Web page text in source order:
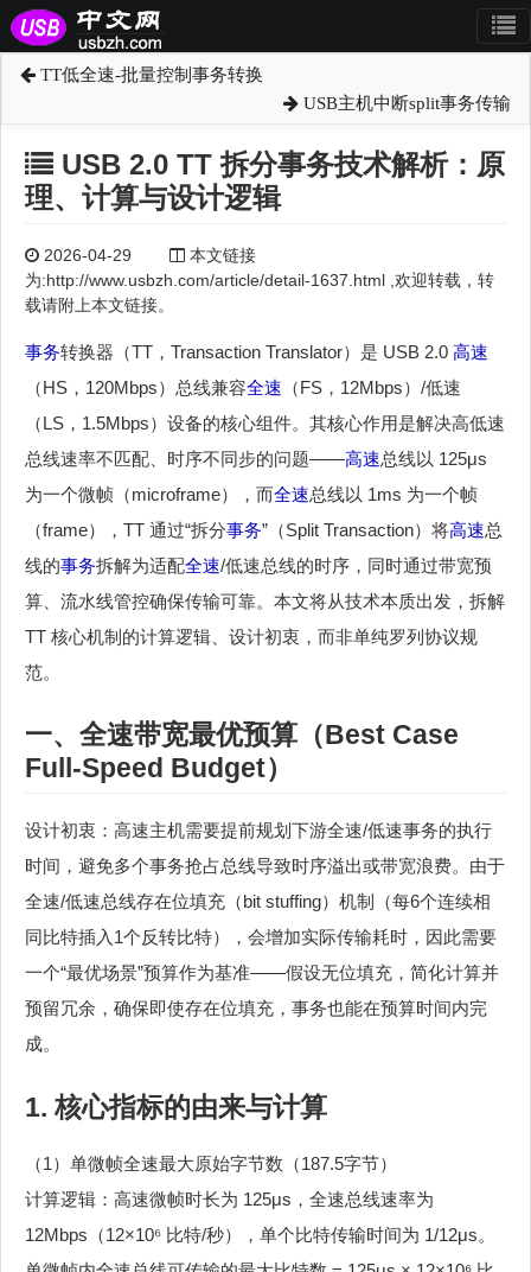
TT低全速-批量控制事务转换
USB主机中断split事务传输
USB 2.0 TT 拆分事务技术解析：原
理、计算与设计逻辑
2026-04-29
本文链接
为:http://www.usbzh.com/article/detail-1637.html ,欢迎转载，转
载请附上本文链接。
事务转换器（TT，Transaction Translator）是 USB 2.0 高速
（HS，120Mbps）总线兼容全速 （FS，12Mbps）/低速
（LS，1.5Mbps）设备的核心组件。其核心作用是解决高低速
总线速率不匹配、时序不同步的问题——高速总线以 125μs
为一个微帧（microframe），而全速总线以 1ms 为一个帧
（frame），TT 通过“拆分事务”（Split Transaction）将高速总
线的事务拆解为适配全速/低速总线的时序，同时通过带宽预
算、流水线管控确保传输可靠。本文将从技术本质出发，拆解
TT 核心机制的计算逻辑、设计初衷，而非单纯罗列协议规
范。
一、全速带宽最优预算（Best Case
Full-Speed Budget）
设计初衷：高速主机需要提前规划下游全速/低速事务的执行
时间，避免多个事务抢占总线导致时序溢出或带宽浪费。由于
全速/低速总线存在位填充（bit stuffing）机制（每6个连续相
同比特插入1个反转比特），会增加实际传输耗时，因此需要
一个“最优场景”预算作为基准——假设无位填充，简化计算并
预留冗余，确保即使存在位填充，事务也能在预算时间内完
成。
1. 核心指标的由来与计算
（1）单微帧全速最大原始字节数（187.5字节）
计算逻辑：高速微帧时长为 125μs，全速总线速率为
12Mbps（12×10⁶ 比特/秒），单个比特传输时间为 1/12μs。